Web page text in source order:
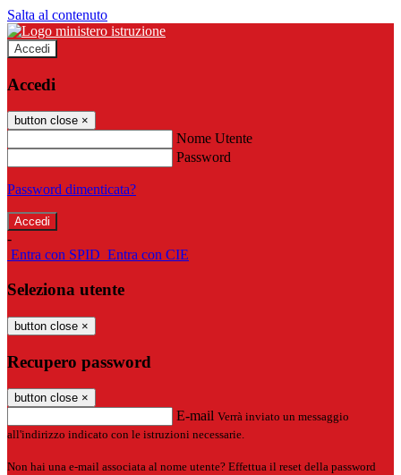
Salta al contenuto
Accedi
Accedi
button close ×
Nome Utente
Password
Password dimenticata?
-
Entra con SPID Entra con CIE
Seleziona utente
button close ×
Recupero password
button close ×
E-mail Verrà inviato un messaggio
all'indirizzo indicato con le istruzioni necessarie.
Non hai una e-mail associata al nome utente? Effettua il reset della password